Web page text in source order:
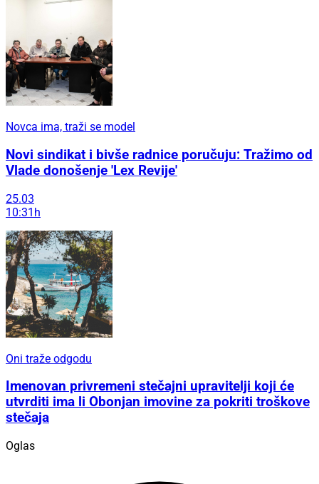
Novca ima, traži se model
Novi sindikat i bivše radnice poručuju: Tražimo od
Vlade donošenje 'Lex Revije'
25.03
10:31h
Oni traže odgodu
Imenovan privremeni stečajni upravitelji koji će
utvrditi ima li Obonjan imovine za pokriti troškove
stečaja
Oglas